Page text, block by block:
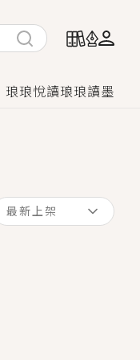
琅琅悅讀琅琅讀墨
？
最新上架